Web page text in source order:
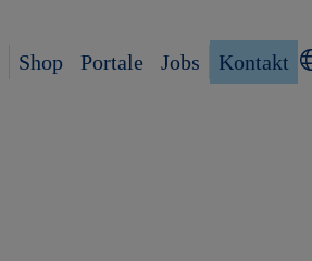
Shop Portale Jobs Kontakt